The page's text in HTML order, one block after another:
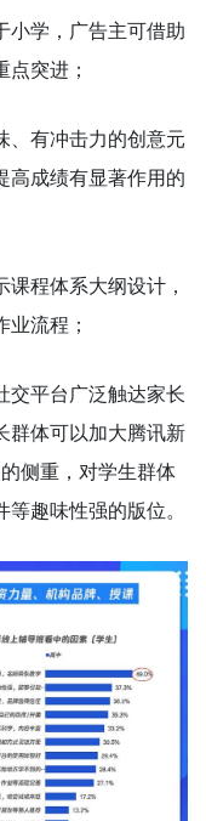
学，广告主可借助
突进；
有冲击力的创意元
高成绩有显著作用的
程体系大纲设计，
流程；
平台广泛触达家长
群体可以加大腾讯新
侧重，对学生群体
趣味性强的版位。